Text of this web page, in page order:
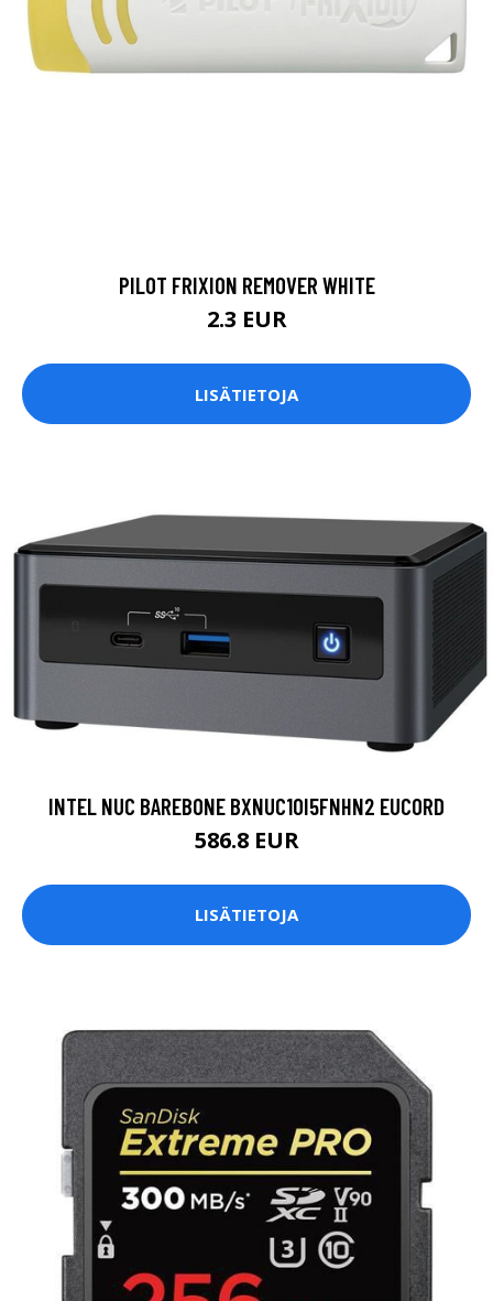
PILOT FRIXION REMOVER WHITE
2.3 EUR
LISÄTIETOJA
INTEL NUC BAREBONE BXNUC10I5FNHN2 EUCORD
586.8 EUR
LISÄTIETOJA